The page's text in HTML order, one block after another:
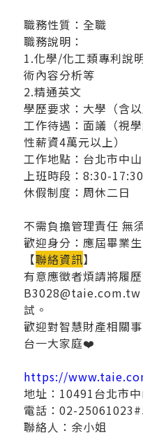
職務性質：全職
職務說明：
1.化學/化工類專利說
術內容分析等
2.精通英文
學歷要求：大學（含以
工作待遇：面議（視
性薪資4萬元以上）
工作地點：台北市中
上班時段：8:30-17:30
休假制度：周休二日
不需負擔管理責任 無
歡迎身分：應屆畢業
【聯絡資訊】
有意應徵者煩請將履
B3028@taie.com.tw
試。
歡迎對智慧財產相關
台一大家庭❤️
https://
地址：10491台北市
電話：02-
聯絡人：余小姐